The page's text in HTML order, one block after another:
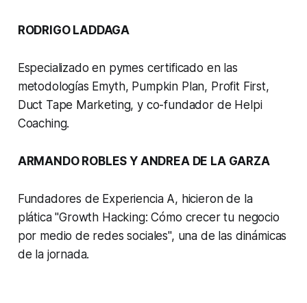
RODRIGO LADDAGA
Especializado en pymes certificado en las
metodologías Emyth, Pumpkin Plan, Profit First,
Duct Tape Marketing, y co-fundador de Helpi
Coaching.
ARMANDO ROBLES Y ANDREA DE LA GARZA
Fundadores de Experiencia A, hicieron de la
plática "Growth Hacking: Cómo crecer tu negocio
por medio de redes sociales", una de las dinámicas
de la jornada.